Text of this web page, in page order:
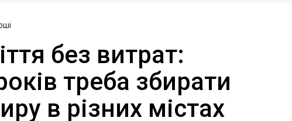
без витрат:
треба збирати
в різних містах